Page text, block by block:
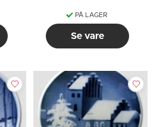
PÅ LAGER
Se vare